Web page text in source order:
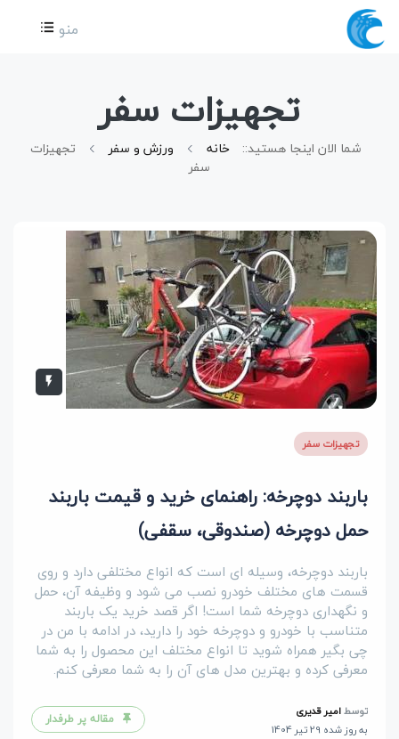
منو
تجهیزات سفر
شما الان اینجا هستید:: خانه ورزش و سفر
تجهیزات
سفر
تجهیزات سفر
باربند دوچرخه: راهنمای خرید و قیمت باربند
حمل دوچرخه (صندوقی، سقفی)
باربند دوچرخه، وسیله ای است که انواع مختلفی دارد و روی
قسمت های مختلف خودرو نصب می شود و وظیفه آن، حمل
و نگهداری دوچرخه شما است! اگر قصد خرید یک باربند
متناسب با خودرو و دوچرخه خود را دارید، در ادامه با من در
چی بگیر همراه شوید تا انواع مختلف این محصول را به شما
معرفی کرده و بهترین مدل های آن را به شما معرفی کنم.
توسطامیر قدیری
به روز شده 29 تیر 1404
مقاله پر طرفدار